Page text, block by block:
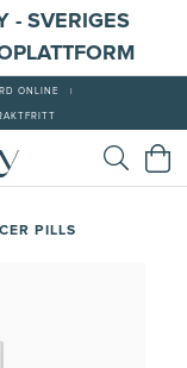
- SVERIGES
ONLINE
PILLS